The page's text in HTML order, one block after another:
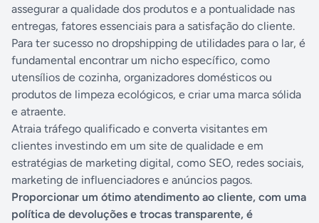
assegurar a qualidade dos produtos e a pontualidade nas
entregas, fatores essenciais para a satisfação do cliente.
Para ter sucesso no dropshipping de utilidades para o lar, é
fundamental encontrar um nicho específico, como
utensílios de cozinha, organizadores domésticos ou
produtos de limpeza ecológicos, e criar uma marca sólida
e atraente.
Atraia tráfego qualificado e converta visitantes em
clientes investindo em um site de qualidade e em
estratégias de marketing digital, como SEO, redes sociais,
marketing de influenciadores e anúncios pagos.
Proporcionar um ótimo atendimento ao cliente, com uma
política de devoluções e trocas transparente, é